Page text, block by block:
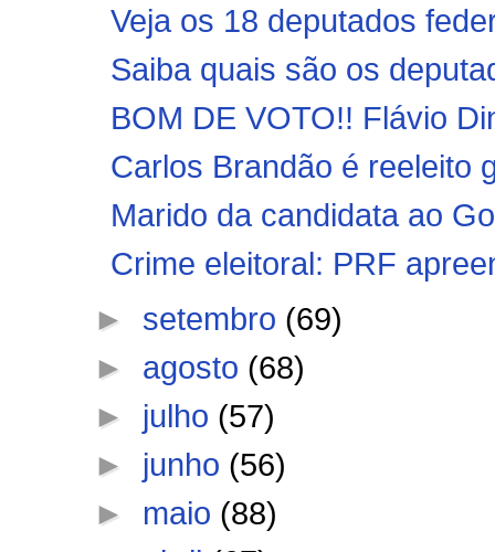
Veja os 18 deputados
Saiba quais são os
BOM DE VOTO!! Flávio
Carlos Brandão é reeleito
Marido da candidata ao
Crime eleitoral: PRF
► setembro (69)
► agosto (68)
► julho (57)
► junho (56)
► maio (88)